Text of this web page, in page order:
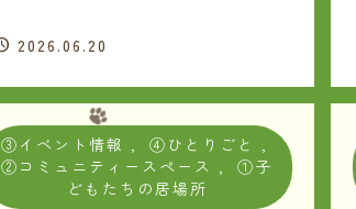
2026.06.20
③イベント情報 , ④ひとりごと ,
②コミュニティースペース,
①子
どもたちの居場所